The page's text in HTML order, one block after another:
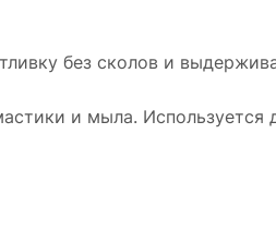
без сколов и
и мыла. Используется